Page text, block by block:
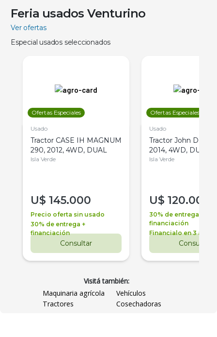
Feria usados Venturino
Ver ofertas
Especial usados seleccionados
Ofertas Especiales
Usado
Tractor CASE IH MAGNUM
290, 2012, 4WD, DUAL
Isla Verde
U$ 145.000
Precio oferta sin usado
30% de entrega +
financiación
Consultar
Ofertas Especiales
Usado
Tractor John Deere
2014, 4WD, DUAL
Isla Verde
U$ 120.000
30% de entrega +
financiación
Financialo en 3 años
Consultar
Visitá también:
Maquinaria agrícola
Vehículos
Tractores
Cosechadoras